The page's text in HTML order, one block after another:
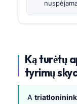
Ką turėtų
tyrimų
A